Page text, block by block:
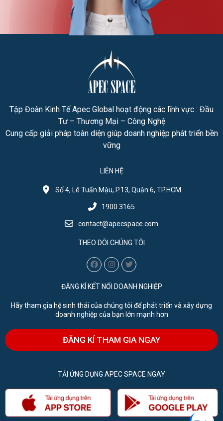
Tập Đoàn Kinh Tế Apec Global hoạt động các lĩnh vực : Đầu
Tư – Thương Mại – Công Nghệ
Cung cấp giải pháp toàn diện giúp doanh nghiệp phát triển bền
vững
LIÊN HỆ
Số 4, Lê Tuấn Mậu, P.13, Quận 6, TP.HCM
1900 3165
contact@apecspace.com
THEO DÕI CHÚNG TÔI
ĐĂNG KÍ KẾT NỐI DOANH NGHIỆP
Hãy tham gia hệ sinh thái của chúng tôi để phát triển và xây dựng
doanh nghiệp của bạn lớn mạnh hơn
ĐĂNG KÍ THAM GIA NGAY
TẢI ỨNG DỤNG APEC SPACE NGAY